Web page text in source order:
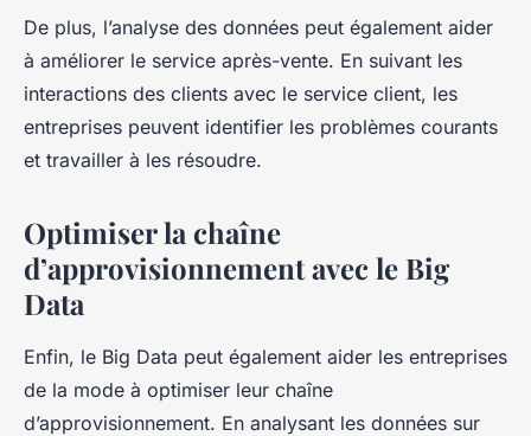
De plus, l’analyse des données peut également aider
à améliorer le service après-vente. En suivant les
interactions des clients avec le service client, les
entreprises peuvent identifier les problèmes courants
et travailler à les résoudre.
Optimiser la chaîne
d’approvisionnement avec le Big
Data
Enfin, le Big Data peut également aider les entreprises
de la mode à optimiser leur chaîne
d’approvisionnement. En analysant les données sur